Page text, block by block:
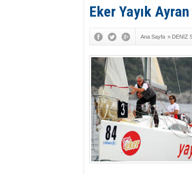
Eker Yayık
Ana Sayfa » DENİZ